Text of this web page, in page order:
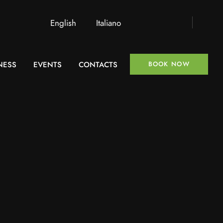
English Italiano
EVENTS CONTACTS BOOK NOW